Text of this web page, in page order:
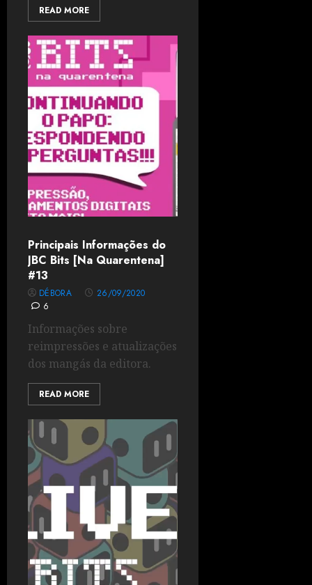
READ MORE
Principais Informações do
JBC Bits [Na Quarentena]
#13
DÉBORA
26/09/2020
6
Informações sobre
reimpressões e atualizações
dos mangás da editora.
READ MORE